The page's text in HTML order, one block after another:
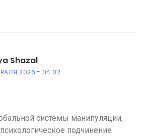
Shazal
2026 04:02
системы манипуляции,
подчинение